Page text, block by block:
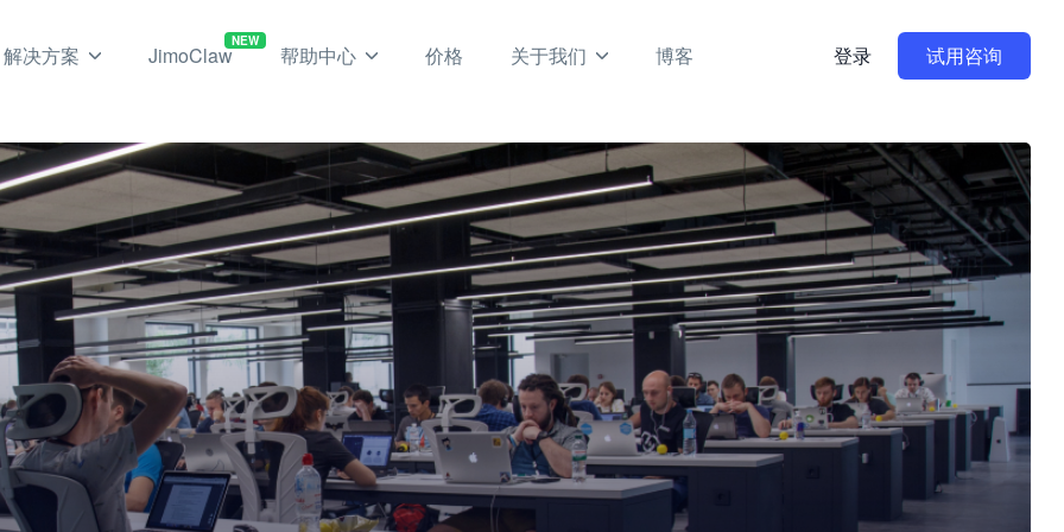
解决方案 JimoClaw
NEW
帮助中心 价格 关于我们 博客 登录 试用咨询